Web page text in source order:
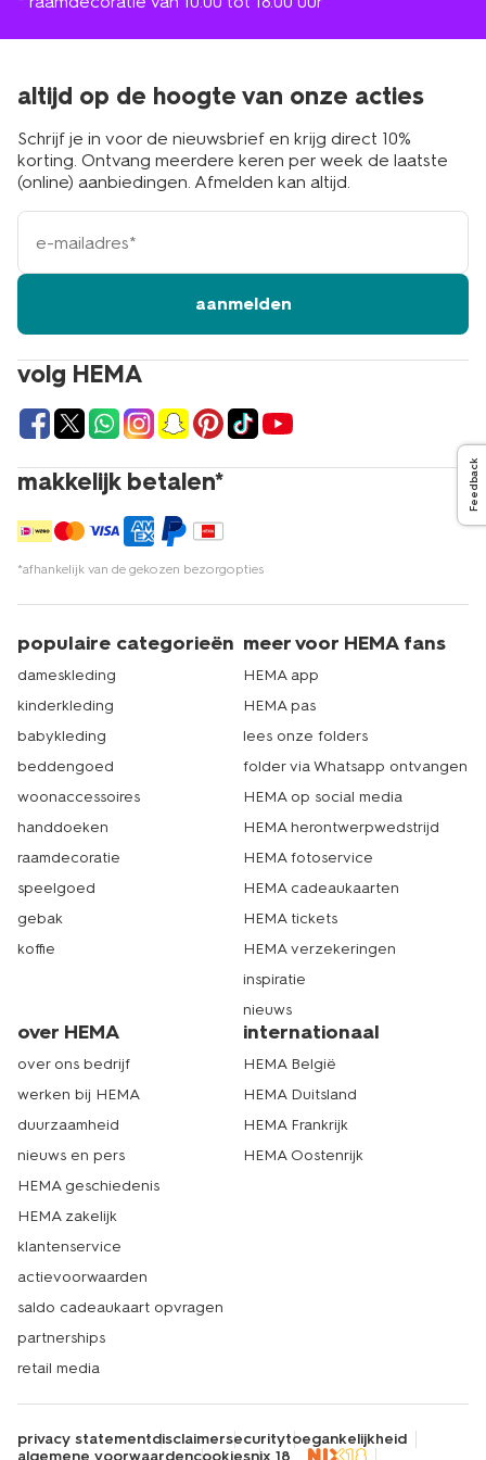
volg HEMA
makkelijk betalen*
*afhankelijk van de gekozen bezorgopties
altijd op de hoogte van onze acties
Schrijf je in voor de nieuwsbrief en krijg direct 10%
korting. Ontvang meerdere keren per week de laatste
(online) aanbiedingen. Afmelden kan altijd.
e-
mailadres
aanmelden
populaire categorieën
dameskleding
kinderkleding
babykleding
beddengoed
woonaccessoires
handdoeken
raamdecoratie
speelgoed
gebak
koffie
meer voor HEMA fans
HEMA app
HEMA pas
lees onze folders
folder via Whatsapp ontvangen
HEMA op social media
HEMA herontwerpwedstrijd
HEMA fotoservice
HEMA cadeaukaarten
HEMA tickets
HEMA verzekeringen
inspiratie
nieuws
over HEMA
over ons bedrijf
werken bij HEMA
duurzaamheid
nieuws en pers
HEMA geschiedenis
HEMA zakelijk
klantenservice
actievoorwaarden
saldo cadeaukaart opvragen
partnerships
retail media
internationaal
HEMA België
HEMA Duitsland
HEMA Frankrijk
HEMA Oostenrijk
privacy statementdisclaimersecuritytoegankelijkheid
algemene voorwaardencookiesnix 18
Feedback